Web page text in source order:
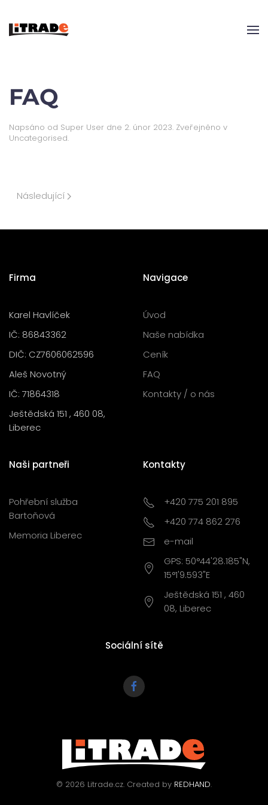
Skip to main content
FAQ
Napsáno od Super User dne 2. únor 2023. Zveřejněno v
Uncategorised.
Následující
Firma
Karel Havlíček
IČ: 86843362
DIČ: CZ7606062596
Aleš Novotný
IČ: 71864318
Ještědská 151 , 460 08,
Liberec
Navigace
Úvod
Naše nabídka
Ceník
FAQ
Kontakty / o nás
Naši partneři
Pohřební služba
Bartoňová
Memoria Liberec
Kontakty
+420 775 201 895
+420 774 862 276
e-mail
GPS: 50°44'28.185"N,
15°1'9.593"E
Ještědská 151 , 460
08, Liberec
Sociální sítě
© 2026 Litrade.cz. Created by REDHAND.